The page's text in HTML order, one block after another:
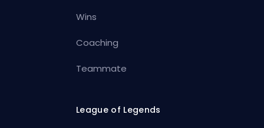
Wins
Coaching
Teammate
League of Legends